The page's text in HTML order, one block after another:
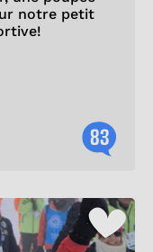
notre petit
83